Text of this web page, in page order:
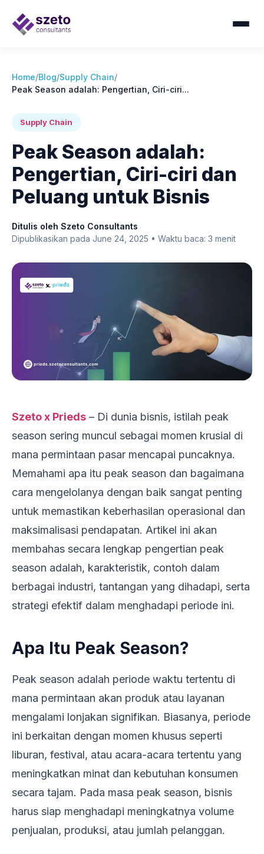
Home/Blog/Supply Chain/
Peak Season adalah: Pengertian, Ciri-ciri...
Supply Chain
Peak Season adalah:
Pengertian, Ciri-ciri dan
Peluang untuk Bisnis
Ditulis oleh Szeto Consultants
Dipublikasikan pada June 24, 2025 • Waktu baca: 3 menit
Szeto x Prieds – Di dunia bisnis, istilah peak
season sering muncul sebagai momen krusial di
mana permintaan pasar mencapai puncaknya.
Memahami apa itu peak season dan bagaimana
cara mengelolanya dengan baik sangat penting
untuk memastikan keberhasilan operasional dan
maksimalisasi pendapatan. Artikel ini akan
membahas secara lengkap pengertian peak
season adalah, karakteristik, contoh dalam
berbagai industri, tantangan yang dihadapi, serta
strategi efektif dalam menghadapi periode ini.
Apa Itu Peak Season?
Peak season adalah periode waktu tertentu di
mana permintaan akan produk atau layanan
mengalami lonjakan signifikan. Biasanya, periode
ini berkaitan dengan momen khusus seperti
liburan, festival, atau acara-acara tertentu yang
meningkatkan minat dan kebutuhan konsumen
secara tajam. Pada masa peak season, bisnis
harus siap menghadapi meningkatnya volume
penjualan, produksi, atau jumlah pelanggan.